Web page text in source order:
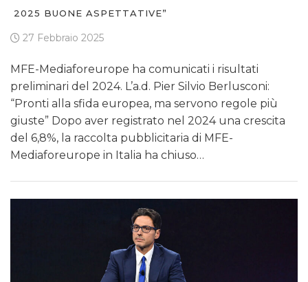
2025 BUONE ASPETTATIVE”
27 Febbraio 2025
MFE-Mediaforeurope ha comunicati i risultati
preliminari del 2024. L’a.d. Pier Silvio Berlusconi:
“Pronti alla sfida europea, ma servono regole più
giuste” Dopo aver registrato nel 2024 una crescita
del 6,8%, la raccolta pubblicitaria di MFE-
Mediaforeurope in Italia ha chiuso…